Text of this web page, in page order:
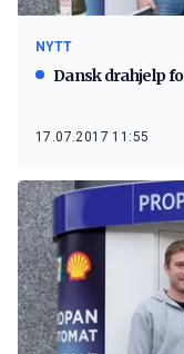
NYTT
Dansk drahjelp
17.07.2017 11:55